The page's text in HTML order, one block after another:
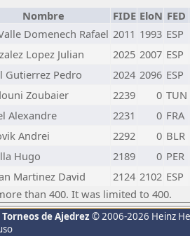
Nombre FIDE EloN FED
Domenech Rafael 2011 1993 ESP
Lopez Julian 2025 2007 ESP
Gutierrez Pedro 2024 2096 ESP
Zoubaier 2239 0 TUN
Alexandre 2231 0 FRA
Andrei 2292 0 BLR
Hugo 2189 0 PER
Martinez David 2124 2102 ESP
than 400. It was limited to 400.
de Ajedrez © 2006-2026 Heinz